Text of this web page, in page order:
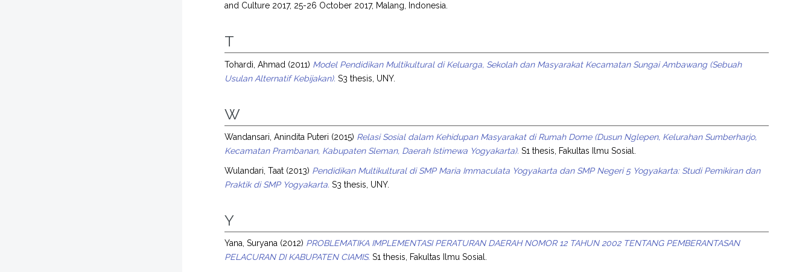
and Culture 2017, 25-26 October 2017, Malang, Indonesia.
T
Tohardi, Ahmad (2011) Model Pendidikan Multikultural di Keluarga, Sekolah dan Masyarakat Kecamatan Sungai Ambawang (Sebuah
Usulan Alternatif Kebijakan). S3 thesis, UNY.
W
Wandansari, Anindita Puteri (2015) Relasi Sosial dalam Kehidupan Masyarakat di Rumah Dome (Dusun Nglepen, Kelurahan Sumberharjo,
Kecamatan Prambanan, Kabupaten Sleman, Daerah Istimewa Yogyakarta). S1 thesis, Fakultas Ilmu Sosial.
Wulandari, Taat (2013) Pendidikan Multikultural di SMP Maria Immaculata Yogyakarta dan SMP Negeri 5 Yogyakarta: Studi Pemikiran dan
Praktik di SMP Yogyakarta. S3 thesis, UNY.
Y
Yana, Suryana (2012) PROBLEMATIKA IMPLEMENTASI PERATURAN DAERAH NOMOR 12 TAHUN 2002 TENTANG PEMBERANTASAN
PELACURAN DI KABUPATEN CIAMIS. S1 thesis, Fakultas Ilmu Sosial.